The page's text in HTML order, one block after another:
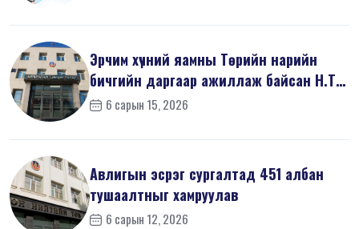
Эрчим хүчний яамны Төрийн нарийн
бичгийн даргаар ажиллаж байсан Н.Т
на...6 сарын 15, 2026
Авлигын эсрэг сургалтад 451 албан
тушаалтныг хамруулав
6 сарын 12, 2026